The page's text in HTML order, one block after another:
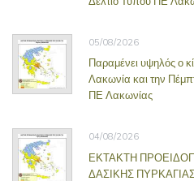
05/08/2026
Παραμένει υψηλός ο
Λακωνία και την
ΠΕ Λακωνίας
04/08/2026
ΕΚΤΑΚΤΗ
ΔΑΣΙΚΗΣ